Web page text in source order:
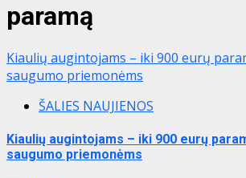
paramą
Kiaulių augintojams – iki 900 eurų
saugumo priemonėms
ŠALIES NAUJIENOS
Kiaulių augintojams – iki 900 eurų
saugumo priemonėms